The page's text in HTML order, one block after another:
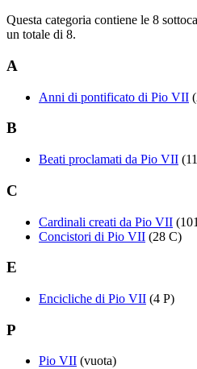
Questa categoria contiene le 8
un totale di 8.
A
Anni di pontificato di Pio VII
B
Beati proclamati da Pio VII
C
Cardinali creati da Pio VII
Concistori di Pio VII (28 C)
E
Encicliche di Pio VII (4 P)
P
Pio VII (vuota)